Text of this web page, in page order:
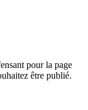
pour la page
être publié.